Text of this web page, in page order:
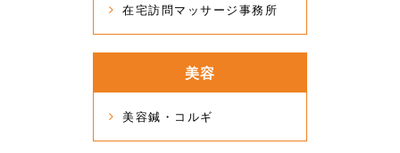
在宅訪問マッサージ事務所
美容
美容鍼・コルギ